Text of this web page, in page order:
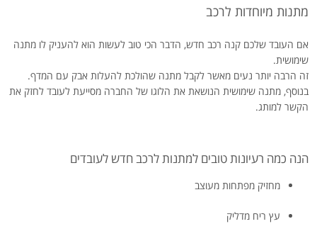
מתנות מיוחדות לרכב
אם העובד שלכם קנה רכב חדש, הדבר הכי טוב לעשות הוא להעניק לו מתנה
שימושית.
זה הרבה יותר נעים מאשר לקבל מתנה שהולכת להעלות אבק עם המדף.
בנוסף, מתנה שימושית הנושאת את הלוגו של החברה מסייעת לעובד לחזק את
הקשר למותג.
הנה כמה רעיונות טובים למתנות לרכב חדש לעובדים
מחזיק מפתחות מעוצב
עץ ריח מדליק